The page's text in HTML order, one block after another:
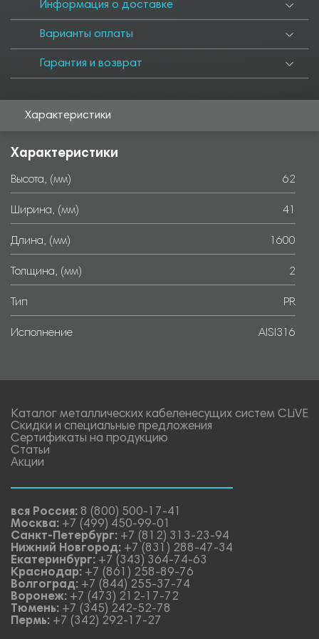
Информация о доставке
Варианты оплаты
Гарантия и возврат
Характеристики
Характеристики
Высота, (мм) 62
Ширина, (мм) 41
Длина, (мм) 1600
Толщина, (мм) 2
Тип PR
Исполнение AISI316
Каталог металлических кабеленесущих систем CLiVE
Скидки и специальные предложения
Сертификаты на продукцию
Статьи
Акции
вся Россия: 8 (800) 500-17-41
Москва: +7 (499) 450-99-01
Санкт-Петербург: +7 (812) 313-23-94
Нижний Новгород: +7 (831) 288-47-34
Екатеринбург: +7 (343) 364-74-63
Краснодар: +7 (861) 258-89-76
Волгоград: +7 (844) 255-37-74
Воронеж: +7 (473) 212-17-72
Тюмень: +7 (345) 242-52-78
Пермь: +7 (342) 292-17-27